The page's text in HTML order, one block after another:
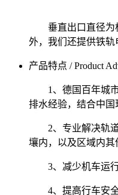
垂直出口直径为
外，我们还提供铁
产品特点 / Product
1、德国百年城
排水经验，结合中
2、专业解决轨
壤内，以及区域内其
3、减少机车运
4、提高行车安